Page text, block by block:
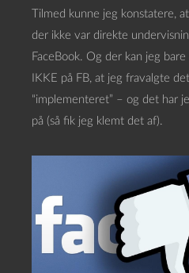
Tilmed kunne jeg konstatere,
der ikke var direkte
FaceBook. Og der kan jeg
IKKE på FB, at jeg fravalgte
“implementeret” – og det har
på (så fik jeg klemt det af).